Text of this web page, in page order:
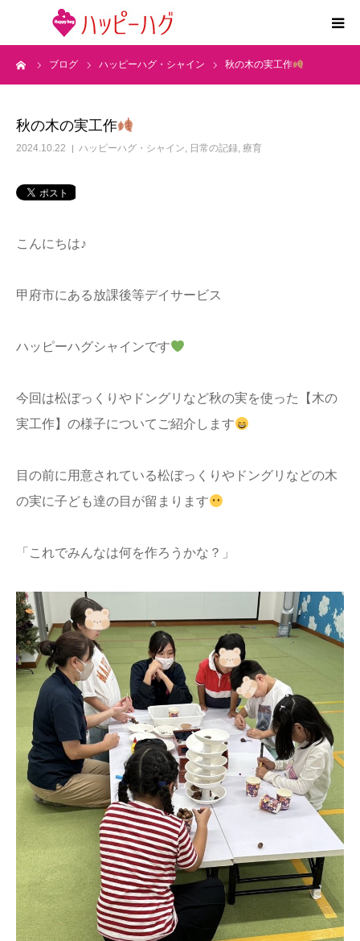
ブログ ハッピーハグ・シャイン 秋の木の実工作
秋の木の実工作
2024.10.22 ハッピーハグ・シャイン, 日常の記録, 療育
こんにちは♪
甲府市にある放課後等デイサービス
ハッピーハグシャインです
今回は松ぼっくりやドングリなど秋の実を使った【木の
実工作】の様子についてご紹介します
目の前に用意されている松ぼっくりやドングリなどの木
の実に子ども達の目が留まります
「これでみんなは何を作ろうかな？」
2つの特徴
求人情報
運営会社